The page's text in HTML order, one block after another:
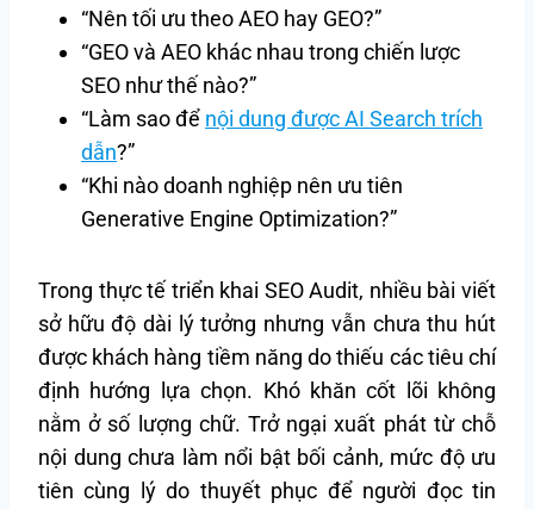
“Nên tối ưu theo AEO hay GEO?”
“GEO và AEO khác nhau trong chiến lược
SEO như thế nào?”
“Làm sao để nội dung được AI Search trích
dẫn?”
“Khi nào doanh nghiệp nên ưu tiên
Generative Engine Optimization?”
Trong thực tế triển khai SEO Audit, nhiều bài viết
sở hữu độ dài lý tưởng nhưng vẫn chưa thu hút
được khách hàng tiềm năng do thiếu các tiêu chí
định hướng lựa chọn. Khó khăn cốt lõi không
nằm ở số lượng chữ. Trở ngại xuất phát từ chỗ
nội dung chưa làm nổi bật bối cảnh, mức độ ưu
tiên cùng lý do thuyết phục để người đọc tin